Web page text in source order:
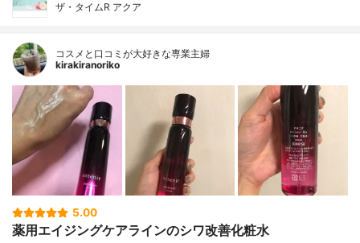
ザ・タイムR アクア
コスメと口コミが大好きな専業主婦
kirakiranoriko
5.00
薬用エイジングケアラインのシワ改善化粧水